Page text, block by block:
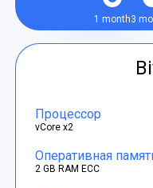
1 month3
Процессор
vCore x2
Оперативная
2 GB RAM ECC